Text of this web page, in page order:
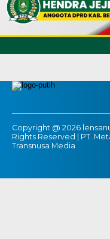
Copyright @ 2026
Rights Reserved | PT.
Transnusa Media